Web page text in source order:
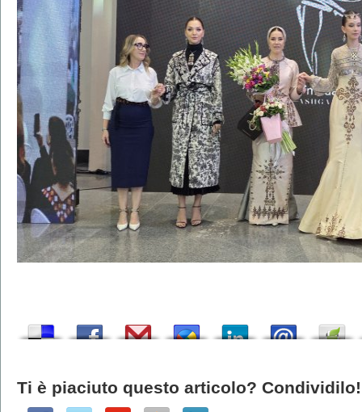
Ti è piaciuto questo articolo? Condividilo!